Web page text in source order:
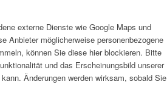
externe Dienste wie Google Maps und
Anbieter möglicherweise personenbezogene
können Sie diese hier blockieren. Bitte
und das Erscheinungsbild unserer
Änderungen werden wirksam, sobald Sie